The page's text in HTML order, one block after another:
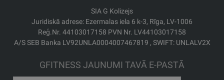
SIA G Kolizejs
Juridiskā adrese: Ezermalas iela 6 k-3, Rīga, LV-1006
Reģ.Nr. 44103017158 PVN Nr. LV44103017158
A/S SEB Banka LV92UNLA0004007467819 , SWIFT: UNLALV2X
GFITNESS JAUNUMI TAVĀ E-PASTĀ